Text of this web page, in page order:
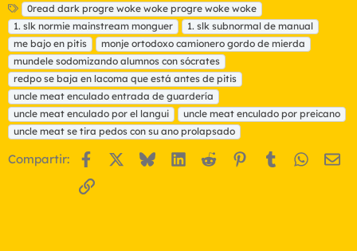
E
t
i
q
u
e
t
a
s
0read dark progre woke woke progre woke woke
1. slk normie mainstream monguer
1. slk subnormal de manual
me bajo en pitis
monje ortodoxo camionero gordo de mierda
mundele sodomizando alumnos con sócrates
redpo se baja en lacoma que está antes de pitis
uncle meat enculado entrada de guardería
uncle meat enculado por el langui
uncle meat enculado por preicano
uncle meat se tira pedos con su ano prolapsado
Compartir: Facebook BlueskyLinkedIn
Reddit Pinterest
Tumblr
Enlace